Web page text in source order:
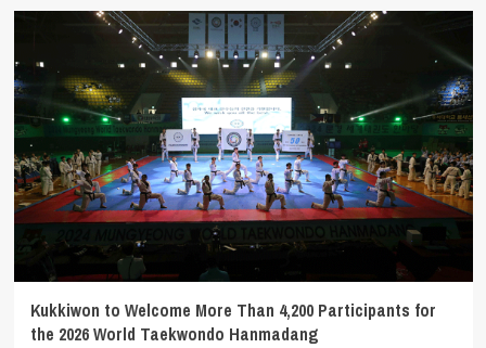
Thomas
Bach
reconoció
protagonismo
del
Taekwondo
guatemalteco
en
Santo
Domingo
Kukkiwon to Welcome More Than 4,200 Participants for
the 2026 World Taekwondo Hanmadang